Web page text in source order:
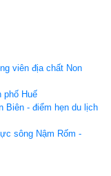
viên địa chất Non
phố Huế
Biên - điểm hẹn du lịch
sông Nậm Rốm -